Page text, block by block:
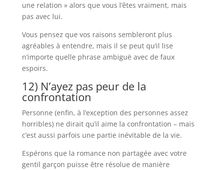
une relation » alors que vous l’êtes vraiment, mais
pas avec lui.
Vous pensez que vos raisons sembleront plus
agréables à entendre, mais il se peut qu’il lise
n’importe quelle phrase ambiguë avec de faux
espoirs.
12) N’ayez pas peur de la
confrontation
Personne (enfin, à l’exception des personnes assez
horribles) ne dirait qu’il aime la confrontation – mais
c’est aussi parfois une partie inévitable de la vie.
Espérons que la romance non partagée avec votre
gentil garçon puisse être résolue de manière